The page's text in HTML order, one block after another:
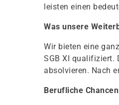
leisten einen
Was unsere
Wir bieten eine
SGB XI qualifiziert.
absolvieren. Nach
Berufliche